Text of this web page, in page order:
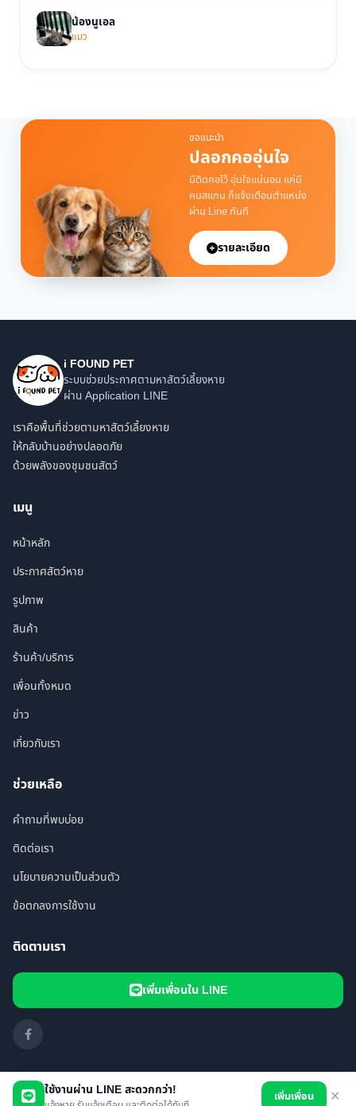
ใช้งานผ่าน LINE สะดวกกว่า! เพิ่มเพื่อน ✕
น้องนูเอล
แมว
ขอแนะนำ
ปลอกคออุ่นใจ
มีติดคอไว้ อุ่นใจแน่นอน แค่มี
คนสแกน ก็แจ้งเตือนตำแหน่ง
ผ่าน Line ทันที
รายละเอียด
i FOUND PET
ระบบช่วยประกาศตามหาสัตว์เลี้ยงหาย
ผ่าน Application LINE
เราคือพื้นที่ช่วยตามหาสัตว์เลี้ยงหาย
ให้กลับบ้านอย่างปลอดภัย
ด้วยพลังของชุมชนสัตว์
เมนู
หน้าหลัก
ประกาศสัตว์หาย
รูปภาพ
สินค้า
ร้านค้า/บริการ
เพื่อนทั้งหมด
ข่าว
เกี่ยวกับเรา
ช่วยเหลือ
คำถามที่พบบ่อย
ติดต่อเรา
นโยบายความเป็นส่วนตัว
ข้อตกลงการใช้งาน
ติดตามเรา
เพิ่มเพื่อนใน LINE
© 2026 i FOUND PET. All rights reserved.